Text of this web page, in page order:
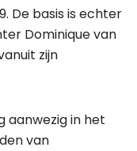
De basis is echter
Dominique van
zijn
aanwezig in het
van